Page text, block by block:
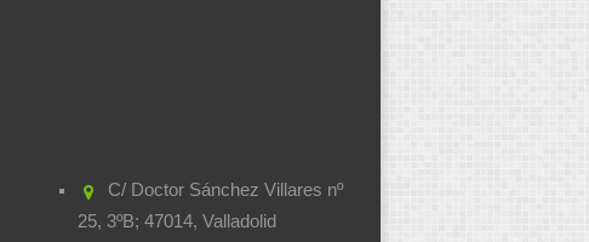
C/ Doctor Sánchez Villares nº
25, 3ºB; 47014, Valladolid